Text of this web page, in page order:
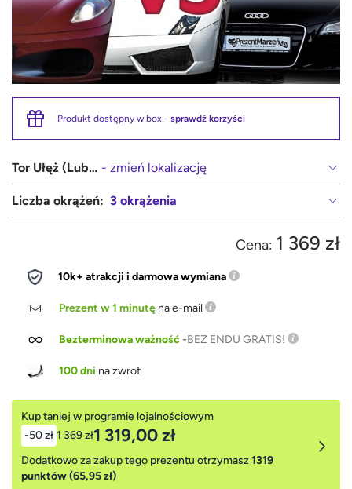
Produkt dostępny w box - sprawdź korzyści
Tor Ułęż (Lublin, Warszawa) - zmień lokalizację
Liczba okrążeń: 3 okrążenia
Cena: 1 369 zł
10k+ atrakcji i darmowa wymiana
Prezent w 1 minutę na e-mail
Bezterminowa ważność-BEZ ENDU GRATIS!
100 dni na zwrot
Kup taniej w programie lojalnościowym
-50 zł 1 369 zł1 319,00 zł
Dodatkowo za zakup tego prezentu otrzymasz1319
punktów (65,95 zł)